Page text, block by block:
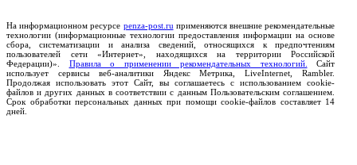
На информационном ресурсе penza-post.ru применяются внешние рекомендательные
технологии (информационные технологии предоставления информации на основе
сбора, систематизации и анализа сведений, относящихся к предпочтениям
пользователей сети «Интернет», находящихся на территории Российской
Федерации)». Правила о применении рекомендательных технологий.
Сайт
использует сервисы веб-аналитики Яндекс Метрика, LiveInternet, Rambler.
Продолжая использовать этот Сайт, вы соглашаетесь с использованием cookie-
файлов и других данных в соответствии с данным Пользовательским соглашением.
Срок обработки персональных данных при помощи cookie-файлов составляет 14
дней.